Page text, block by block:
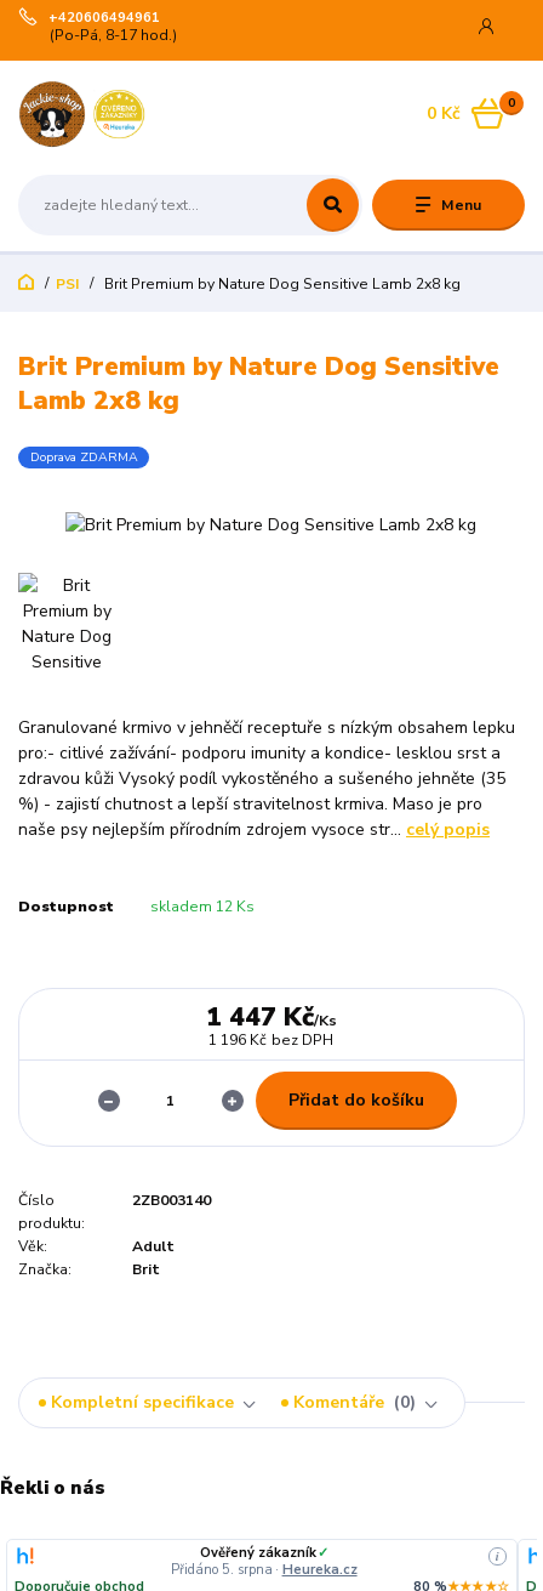
Menu
+420606494961
(Po-Pá, 8-17 hod.)
0
0 Kč
PSI Brit Premium by Nature Dog Sensitive Lamb 2x8 kg
Brit Premium by Nature Dog Sensitive
Lamb 2x8 kg
Doprava ZDARMA
Granulované krmivo v jehněčí receptuře s nízkým obsahem lepku
pro:- citlivé zažívání- podporu imunity a kondice- lesklou srst a
zdravou kůži Vysoký podíl vykostěného a sušeného jehněte (35
%) - zajistí chutnost a lepší stravitelnost krmiva. Maso je pro
naše psy nejlepším přírodním zdrojem vysoce str... celý popis
Dostupnost skladem 12 Ks
1 447 Kč/Ks
1 196 Kč bez DPH
Přidat do košíku
Číslo
produktu:
2ZB003140
Věk:
Adult
Značka:
Brit
Kompletní specifikace Komentáře 0
Řekli o nás
Ověřený zákazník✓
Přidáno 5. srpna · Heureka.cz
i
Doporučuje obchod 80 %★★★★☆